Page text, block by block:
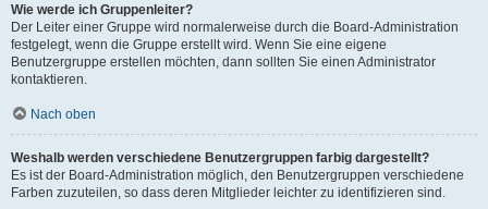
Wie werde ich Gruppenleiter?
Der Leiter einer Gruppe wird normalerweise durch die Board-Administration
festgelegt, wenn die Gruppe erstellt wird. Wenn Sie eine eigene
Benutzergruppe erstellen möchten, dann sollten Sie einen Administrator
kontaktieren.
Nach oben
Weshalb werden verschiedene Benutzergruppen farbig dargestellt?
Es ist der Board-Administration möglich, den Benutzergruppen verschiedene
Farben zuzuteilen, so dass deren Mitglieder leichter zu identifizieren sind.